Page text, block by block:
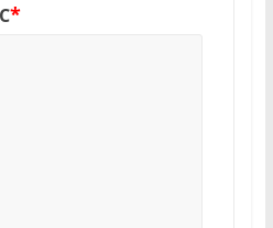
*